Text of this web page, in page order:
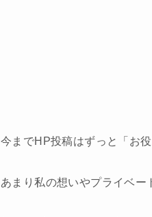
今までHP投稿はずっと「お
あまり私の想いやプライベー